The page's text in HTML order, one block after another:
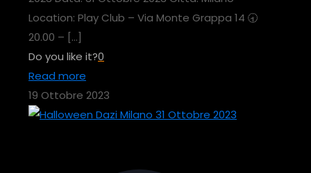
Location: Play Club – Via Monte Grappa 14 🕣
20.00 – […]
Do you like it?0
Read more
19 Ottobre 2023